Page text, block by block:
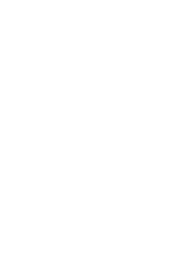
& ARBEITEN